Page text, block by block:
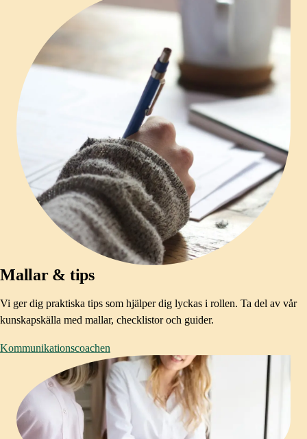
Mallar & tips
Vi ger dig praktiska tips som hjälper dig lyckas i rollen. Ta del av vår
kunskapskälla med mallar, checklistor och guider.
Kommunikationscoachen